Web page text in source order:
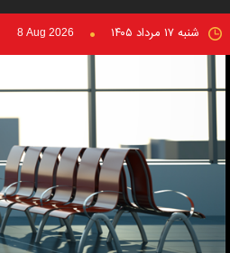
شنبه ۱۷ مرداد ۱۴۰۵ 8 Aug 2026